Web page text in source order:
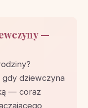
—
dziewczyna
— coraz